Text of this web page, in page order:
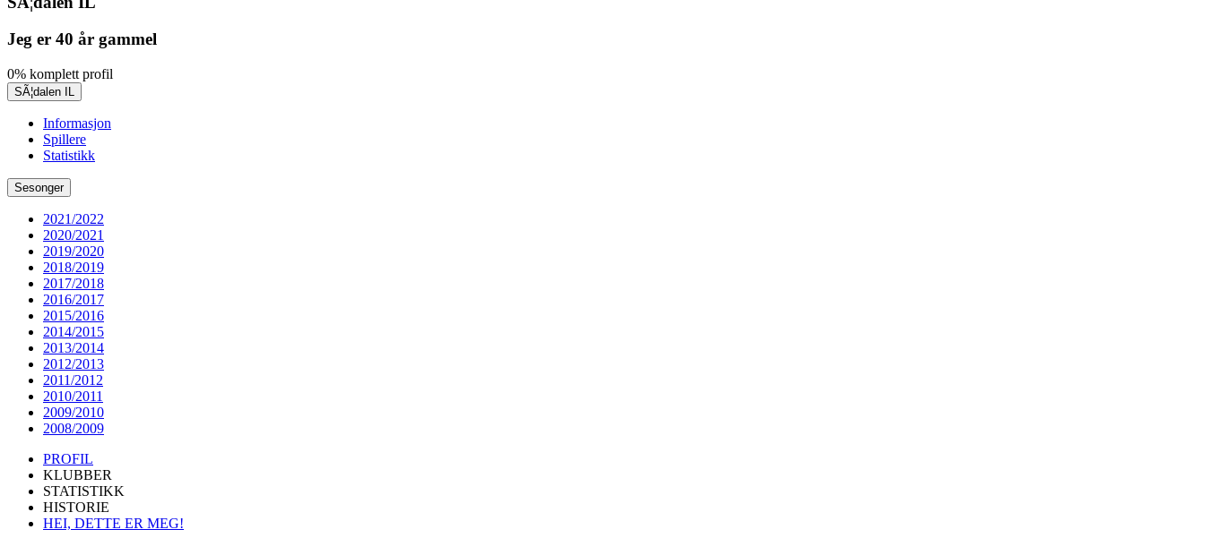
Jeg er 40 år gammel
0% komplett profil
SÃ¦dalen IL
Informasjon
Spillere
Statistikk
Sesonger
2021/2022
2020/2021
2019/2020
2018/2019
2017/2018
2016/2017
2015/2016
2014/2015
2013/2014
2012/2013
2011/2012
2010/2011
2009/2010
2008/2009
PROFIL
KLUBBER
STATISTIKK
HISTORIE
HEI, DETTE ER MEG!